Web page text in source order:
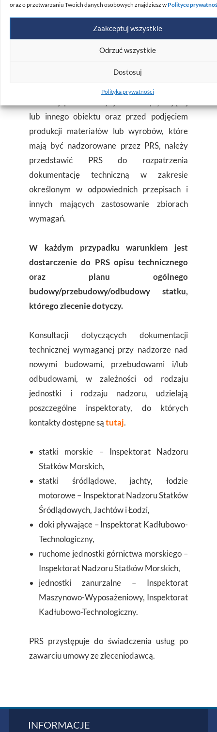
oraz o przetwarzaniu Twoich danych osobowych znajdziesz w Polityce
Zaakceptuj wszystkie
Odrzuć wszystkie
Dostosuj
Polityka prywatności
technicznego PRS wystawia orzeczenie
Przed rozpoczęciem budowy, odbudowy lub
lub innego obiektu oraz przed podjęciem
produkcji materiałów lub wyrobów, które
mają być nadzorowane przez PRS, należy
przedstawić PRS do rozpatrzenia
dokumentację techniczną w zakresie
określonym w odpowiednich przepisach i
innych mających zastosowanie zbiorach
wymagań.
W każdym przypadku warunkiem jest
dostarczenie do PRS opisu technicznego
oraz planu ogólnego
budowy/przebudowy/odbudowy statku,
którego zlecenie dotyczy.
Konsultacji dotyczących dokumentacji
technicznej wymaganej przy nadzorze nad
nowymi budowami, przebudowami i/lub
odbudowami, w zależności od rodzaju
jednostki i rodzaju nadzoru, udzielają
poszczególne inspektoraty, do których
kontakty dostępne sątutaj.
statki morskie – Inspektorat Nadzoru
Statków Morskich,
statki śródlądowe, jachty, łodzie
motorowe – Inspektorat Nadzoru Statków
Śródlądowych, Jachtów i Łodzi,
doki pływające – Inspektorat Kadłubowo-
Technologiczny,
ruchome jednostki górnictwa morskiego –
Inspektorat Nadzoru Statków Morskich,
jednostki zanurzalne – Inspektorat
Maszynowo-Wyposażeniowy, Inspektorat
Kadłubowo-Technologiczny.
PRS przystępuje do świadczenia usług po
zawarciu umowy ze zleceniodawcą.
INFORMACJE